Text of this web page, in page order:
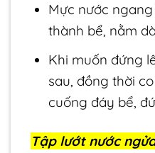
Mực nước
thành bể, nằm
Khi muốn đứng
sau, đồng thời
cuống đáy bể,
Tập lướt nước